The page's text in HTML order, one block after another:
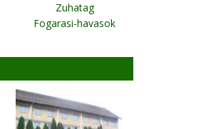
Zuhatag
Fogarasi-havasok